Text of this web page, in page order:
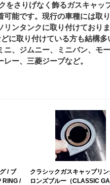
さりげなく飾るガスキャッ
能です。現行の車種には取
ンタンクに取り付けており
に取り付けている方も結構
、ジムニー、ミニバン、モ
ー、三菱ジープなど。
/ ブ
RING /
クラシックガスキャップリ
ロンズブルー（CLASSIC